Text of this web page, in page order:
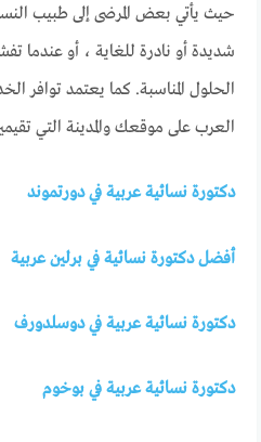
حيث يأتي بعض المرضى إلى طبيب
شديدة أو نادرة للغاية ، أو عندما
الحلول المناسبة. كما يعتمد توافر
العرب على موقعك والمدينة التي
دكتورة نسائية عربية في دورتموند
أفضل دكتورة نسائية في برلين عربية
دكتورة نسائية عربية في دوسلدورف
دكتورة نسائية عربية في بوخوم